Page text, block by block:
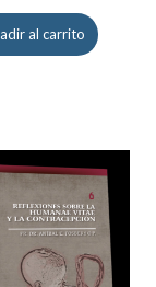
al carrito